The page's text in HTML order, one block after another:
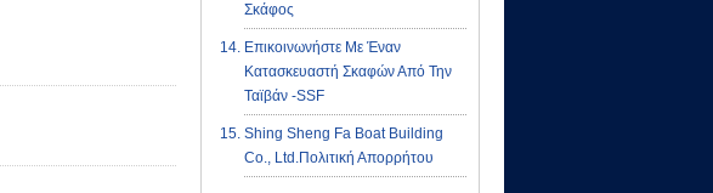
Σκάφος
Επικοινωνήστε Με Έναν
Κατασκευαστή Σκαφών Από Την
Ταϊβάν -SSF
Shing Sheng Fa Boat Building
Co., Ltd.πολιτική Απορρήτου